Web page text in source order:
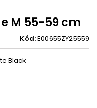
M 55-59 cm
Kód:E00655ZY25559
Black